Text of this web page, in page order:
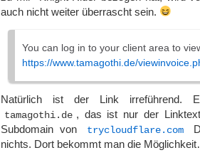
auch nicht weiter überrascht sein.
You can log in to your client area to
https://www.tamagothi.de/
Natürlich ist der Link irreführend.
tamagothi.de , das ist nur der
Subdomain von
trycloudflare.com
nichts. Dort bekommt man die